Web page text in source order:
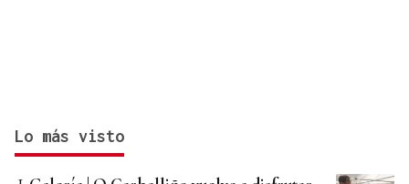
Lo más visto